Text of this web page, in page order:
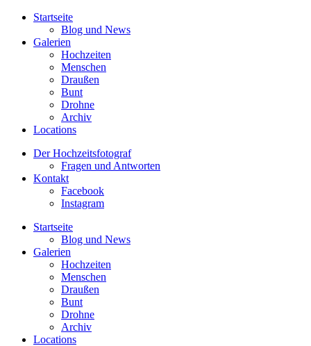
Startseite
Blog und News
Galerien
Hochzeiten
Menschen
Draußen
Bunt
Drohne
Archiv
Locations
Der Hochzeitsfotograf
Fragen und Antworten
Kontakt
Facebook
Instagram
Startseite
Blog und News
Galerien
Hochzeiten
Menschen
Draußen
Bunt
Drohne
Archiv
Locations